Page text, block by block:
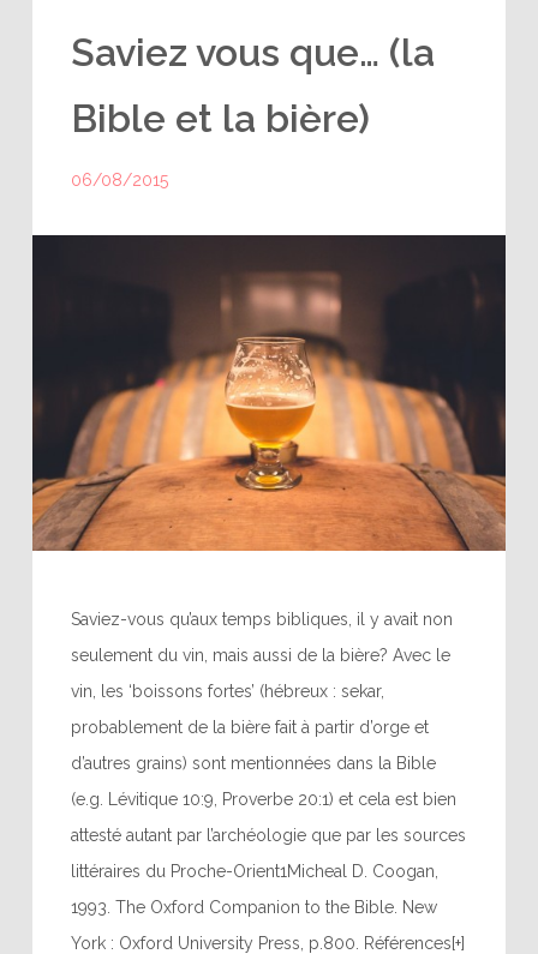
Saviez vous que… (la
Bible et la bière)
06/08/2015
Saviez-vous qu’aux temps bibliques, il y avait non
seulement du vin, mais aussi de la bière? Avec le
vin, les ‘boissons fortes’ (hébreux : sekar,
probablement de la bière fait à partir d’orge et
d’autres grains) sont mentionnées dans la Bible
(e.g. Lévitique 10:9, Proverbe 20:1) et cela est bien
attesté autant par l’archéologie que par les sources
littéraires du Proche-Orient1Micheal D. Coogan,
1993. The Oxford Companion to the Bible. New
York : Oxford University Press, p.800. Références[+]